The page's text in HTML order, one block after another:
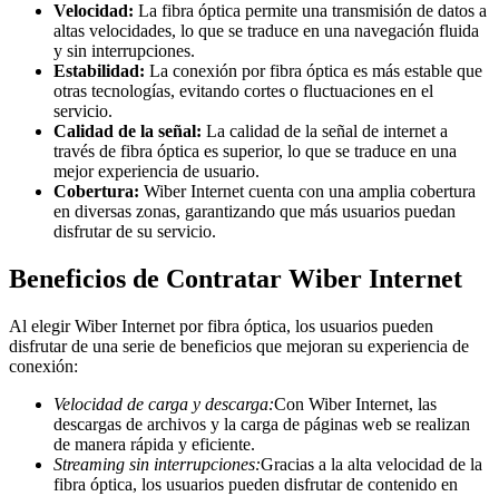
Velocidad: La fibra óptica permite una transmisión de datos a
altas velocidades, lo que se traduce en una navegación fluida
y sin interrupciones.
Estabilidad: La conexión por fibra óptica es más estable que
otras tecnologías, evitando cortes o fluctuaciones en el
servicio.
Calidad de la señal: La calidad de la señal de internet a
través de fibra óptica es superior, lo que se traduce en una
mejor experiencia de usuario.
Cobertura: Wiber Internet cuenta con una amplia cobertura
en diversas zonas, garantizando que más usuarios puedan
disfrutar de su servicio.
Beneficios de Contratar Wiber Internet
Al elegir Wiber Internet por fibra óptica, los usuarios pueden
disfrutar de una serie de beneficios que mejoran su experiencia de
conexión:
Velocidad de carga y descarga:Con Wiber Internet, las
descargas de archivos y la carga de páginas web se realizan
de manera rápida y eficiente.
Streaming sin interrupciones:Gracias a la alta velocidad de la
fibra óptica, los usuarios pueden disfrutar de contenido en